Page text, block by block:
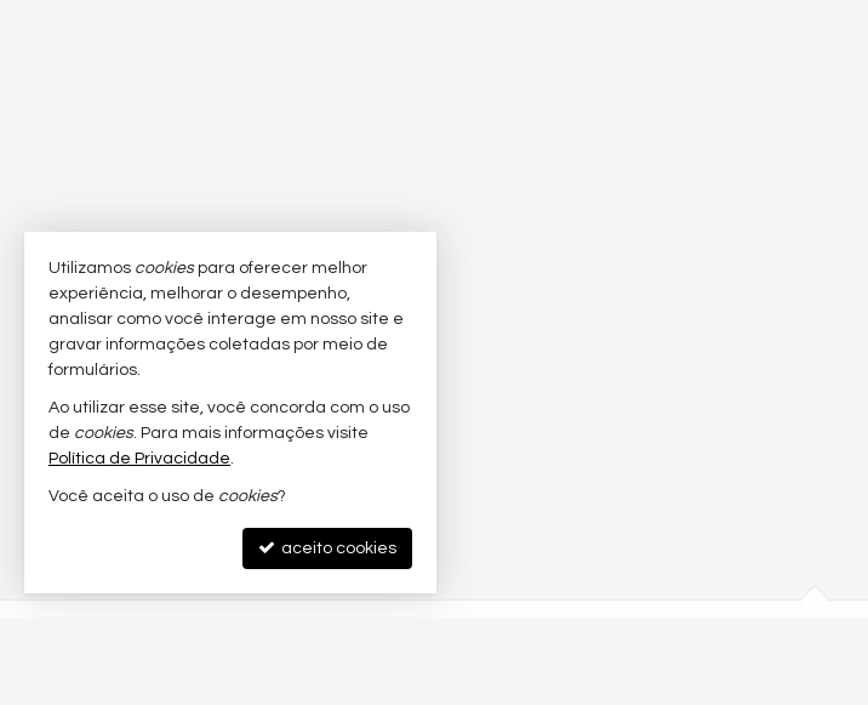
Utilizamos cookiespara oferecer melhor
experiência, melhorar o desempenho,
analisar como você interage em nosso site e
gravar informações coletadas por meio de
formulários.
Ao utilizar esse site, você concorda com o uso
de cookies. Para mais informações visite
Política de Privacidade.
Você aceita o uso de cookies?
aceito cookies